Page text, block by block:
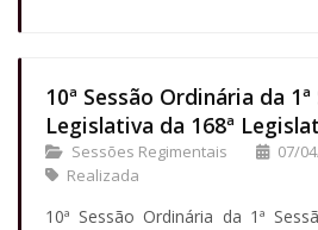
10ª Sessão Ordinária da 1ª
Legislativa da 168ª
Sessões Regimentais 07/
Realizada
10ª Sessão Ordinária da 1ª